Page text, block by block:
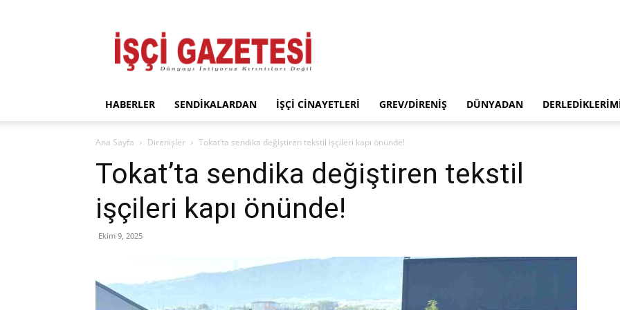
Gazetesi
HABERLER SENDIKALARDAN İŞÇI CINAYETLERI GREV/DIRENIŞ DÜNYADAN
Ana Sayfa Direnişler Tokat’ta sendika değiştiren tekstil işçileri kapı önünde!
Tokat’ta sendika değiştiren tekstil
işçileri kapı önünde!
Ekim 9, 2025